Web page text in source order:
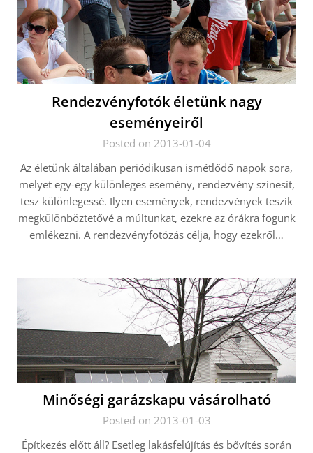
Rendezvényfotók életünk nagy
eseményeiről
Posted on 2013-01-04
Az életünk általában periódikusan ismétlődő napok sora,
melyet egy-egy különleges esemény, rendezvény színesít,
tesz különlegessé. Ilyen események, rendezvények teszik
megkülönböztetővé a múltunkat, ezekre az órákra fogunk
emlékezni. A rendezvényfotózás célja, hogy ezekről…
Minőségi garázskapu vásárolható
Posted on 2013-01-03
Építkezés előtt áll? Esetleg lakásfelújítás és bővítés során